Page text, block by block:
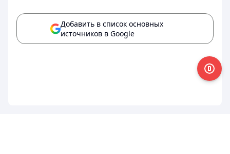
Добавить в список основных
источников в Google